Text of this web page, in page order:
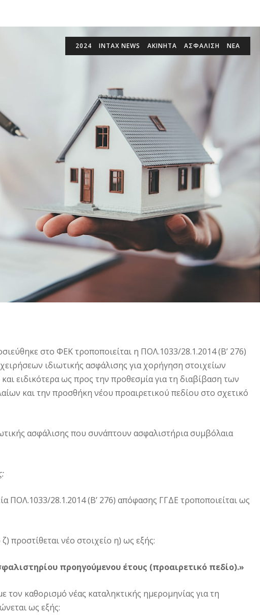
2024 INTAX NEWS ΑΚΙΝΗΤΑ ΑΣΦΑΛΙΣΗ ΝΕΑ
στο ΦΕΚ τροποποιείται η ΠΟΛ.1033/28.1.2014 (Β’ 276)
ιδιωτικής ασφάλισης για χορήγηση στοιχείων
ειδικότερα ως προς την προθεσμία για τη διαβίβαση των
και την προσθήκη νέου προαιρετικού πεδίου στο σχετικό
ασφάλισης που συνάπτουν ασφαλιστήρια συμβόλαια
ΠΟΛ.1033/28.1.2014 (Β’ 276) απόφασης ΓΓΔΕ τροποποιείται ως
προστίθεται νέο στοιχείο η) ως εξής:
προηγούμενου έτους (προαιρετικό πεδίο).»
τον καθορισμό νέας καταληκτικής ημερομηνίας για τη
ως εξής: